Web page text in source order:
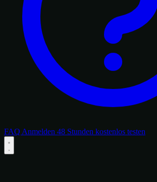
FAQ Anmelden 48 Stunden kostenlos testen